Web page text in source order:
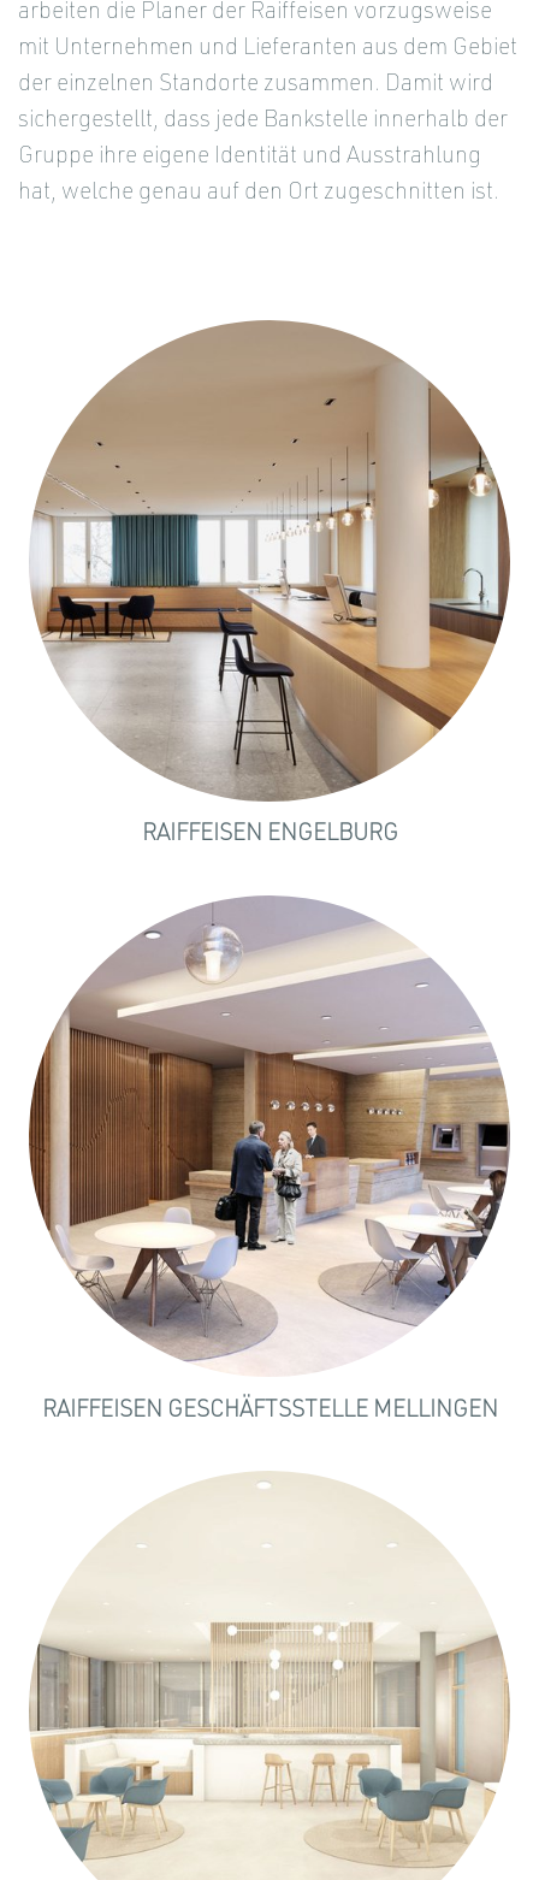
arbeiten die Planer der Raiffeisen vorzugsweise
mit Unternehmen und Lieferanten aus dem Gebiet
der einzelnen Standorte zusammen. Damit wird
sichergestellt, dass jede Bankstelle innerhalb der
Gruppe ihre eigene Identität und Ausstrahlung
hat, welche genau auf den Ort zugeschnitten ist.
RAIFFEISEN ENGELBURG
RAIFFEISEN GESCHÄFTSSTELLE MELLINGEN